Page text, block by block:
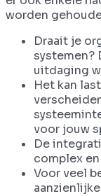
worden
Draait je
systemen?
uitdaging
Het kan
voor jouw
De
complex
Voor veel